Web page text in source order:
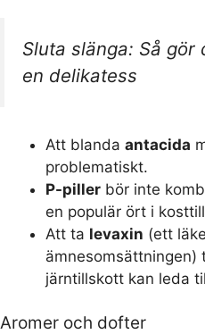
Sluta slänga: Så
en delikatess
Att blanda antacida
problematiskt.
P-piller bör inte
en populär ört i
Att ta levaxin (ett
ämnesomsättningen)
järntillskott kan leda
Aromer och dofter